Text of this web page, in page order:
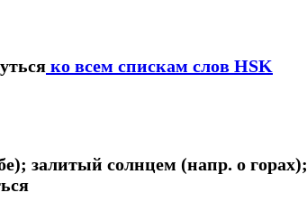
ко всем спискам слов HSK
залитый солнцем (напр. о горах);